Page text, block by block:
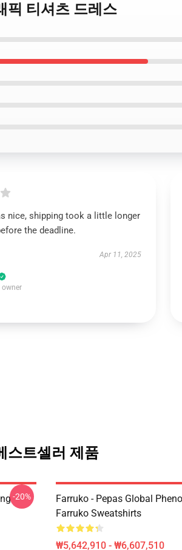
픽 티셔츠 드레스
nice, shipping took a little longer
the deadline.
Apr 11, 2025
owner
스트셀러 제품
-20%
Farruko - Pepas Global
Farruko Sweatshirts
₩5,642,910 - ₩6,607,510